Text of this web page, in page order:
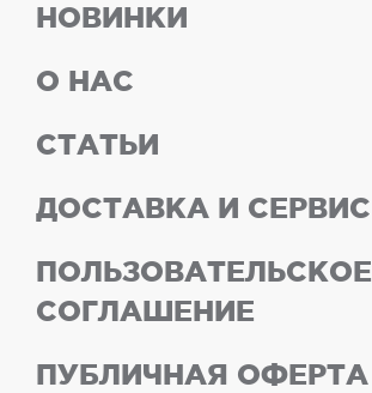
НОВИНКИ
О НАС
СТАТЬИ
ДОСТАВКА И СЕРВИС
ПОЛЬЗОВАТЕЛЬСКОЕ
СОГЛАШЕНИЕ
ПУБЛИЧНАЯ ОФЕРТА